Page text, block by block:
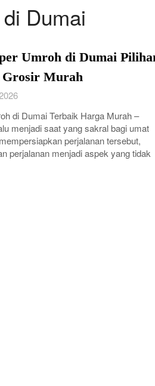
Dumai
Umroh di Dumai
Murah
di Dumai Terbaik Harga Murah –
menjadi saat yang sakral bagi umat
perjalanan tersebut,
perjalanan menjadi aspek yang tidak